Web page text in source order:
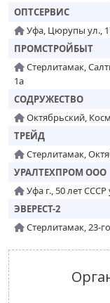
ОПТСЕРВИС
Уфа, Цюрупы ул.,
ПРОМСТРОЙБЫТ
Стерлитамак,
1а
СОДРУЖЕСТВО
Октябрьский,
ТРЕЙД
Стерлитамак,
УРАЛТЕХПРОМ ООО
Уфа г., 50 лет СССР
ЭВЕРЕСТ-2
Стерлитамак, 23-